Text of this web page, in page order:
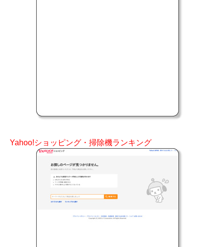
Yahoo!ショッピング・掃除機ランキング